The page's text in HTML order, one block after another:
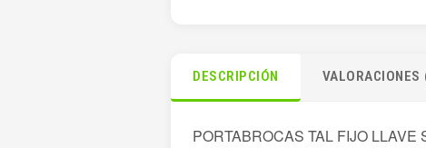
DESCRIPCIÓN VALORACIONES
PORTABROCAS TAL FIJO LLAVE